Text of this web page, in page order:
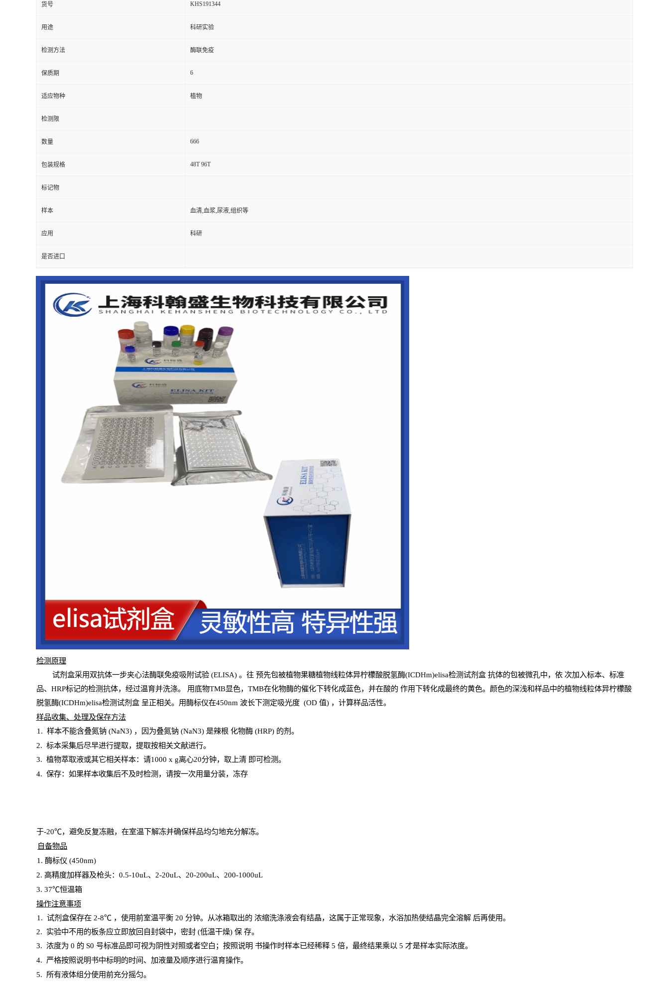
货号 KHS191344
用途 科研实验
检测方法 酶联免疫
保质期 6
适应物种 植物
检测限
数量 666
包装规格 48T 96T
标记物
样本 血清,血浆,尿液,组织等
应用 科研
是否进口
检测原理
试剂盒采用双抗体一步夹心法酶联免疫吸附试验(ELISA) 。往 预先包被植物果糖植物线粒体异柠檬酸脱氢酶(ICDHm)elisa检测试剂盒抗体的包被微孔中，依 次加入标本、标准
品、 HRP标记的检测抗体，经过温育并洗涤。 用底物TMB显色， TMB在化物酶的催化下转化成蓝色，并在酸的 作用下转化成最终的黄色。颜色的深浅和样品中的植物线粒体异柠檬酸
脱氢酶(ICDHm)elisa检测试剂盒呈正相关。用酶标仪在450nm 波长下测定吸光度 (OD 值) ，计算样品活性。
样品收集、处理及保存方法
1 . 样本不能含叠氮钠(NaN3) ，因为叠氮钠 (NaN3) 是辣根 化物酶(HRP) 的剂。
2. 标本采集后尽早进行提取，提取按相关文献进行。
3. 植物萃取液或其它相关样本：请1000 x g离心20分钟，取上清 即可检测。
4. 保存：如果样本收集后不及时检测，请按一次用量分装，冻存
于-20℃，避免反复冻融，在室温下解冻并确保样品均匀地充分解冻。
自备物品
1 . 酶标仪 (450nm)
2. 高精度加样器及枪头： 0.5-10uL、 2-20uL、 20-200uL、 200-1000uL
3. 37℃恒温箱
操作注意事项
1. 试剂盒保存在 2-8℃ ，使用前室温平衡 20 分钟。从冰箱取出的 浓缩洗涤液会有结晶，这属于正常现象，水浴加热使结晶完全溶解 后再使用。
2. 实验中不用的板条应立即放回自封袋中，密封(低温干燥) 保 存。
3. 浓度为 0 的 S0 号标准品即可视为阴性对照或者空白；按照说明 书操作时样本已经稀释5 倍，最终结果乘以 5 才是样本实际浓度。
4. 严格按照说明书中标明的时间、加液量及顺序进行温育操作。
5. 所有液体组分使用前充分摇匀。